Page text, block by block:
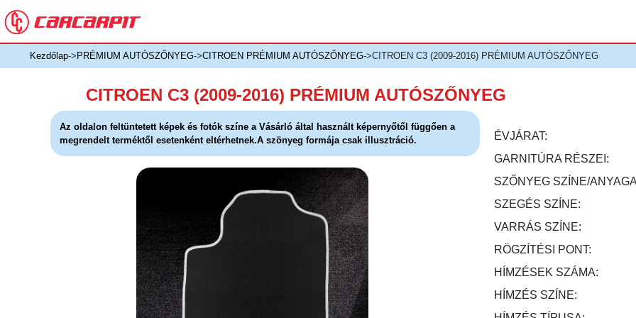
Kezdőlap-> PRÉMIUM AUTÓSZŐNYEG->CITROEN PRÉMIUM AUTÓSZŐNYEG->CITROEN C3 (2009-2016) PRÉMIUM AUTÓSZŐNYEG
CITROEN C3 (2009-2016) PRÉMIUM AUTÓSZŐNYEG
Az oldalon feltüntetett képek és fotók színe a Vásárló által használt képernyőtől függően a
megrendelt terméktől esetenként eltérhetnek.A szönyeg formája csak illusztráció.
ÉVJÁRAT:
GARNITÚRA RÉSZEI:
SZŐNYEG SZÍNE/
SZEGÉS SZÍNE:
VARRÁS SZÍNE:
RÖGZÍTÉSI PONT:
HÍMZÉSEK SZÁMA:
HÍMZÉS SZÍNE: